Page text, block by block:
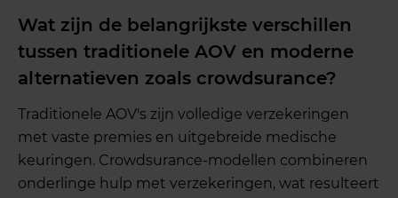
Wat zijn de belangrijkste verschillen
tussen traditionele AOV en moderne
alternatieven zoals crowdsurance?
Traditionele AOV's zijn volledige verzekeringen
met vaste premies en uitgebreide medische
keuringen. Crowdsurance-modellen combineren
onderlinge hulp met verzekeringen, wat resulteert